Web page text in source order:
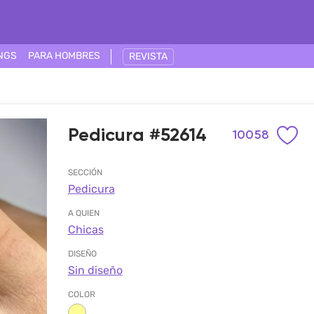
PARA HOMBRES REVISTA
Pedicura #52614 10058
SECCIÓN
Pedicura
A QUIEN
Chicas
DISEÑO
Sin diseño
COLOR